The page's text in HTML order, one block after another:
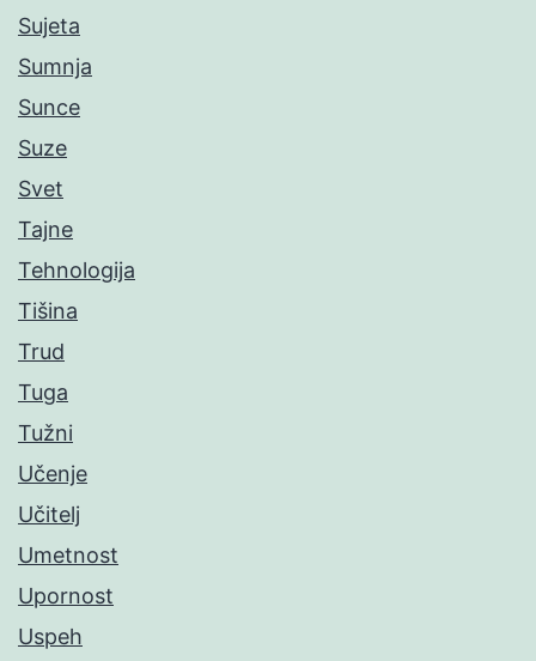
Sujeta
Sumnja
Sunce
Suze
Svet
Tajne
Tehnologija
Tišina
Trud
Tuga
Tužni
Učenje
Učitelj
Umetnost
Upornost
Uspeh